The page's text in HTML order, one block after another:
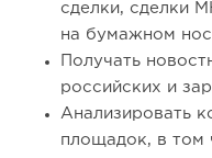
сделки, сделки
на бумажном
Получать
российских и
Анализировать
площадок, в том